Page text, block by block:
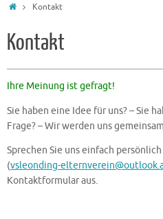
StartKontakt
Kontakt
Ihre Meinung ist gefragt!
Sie haben eine Idee für uns? – Sie
Frage? – Wir werden uns
Sprechen Sie uns einfach
(vsleonding-
Kontaktformular aus.